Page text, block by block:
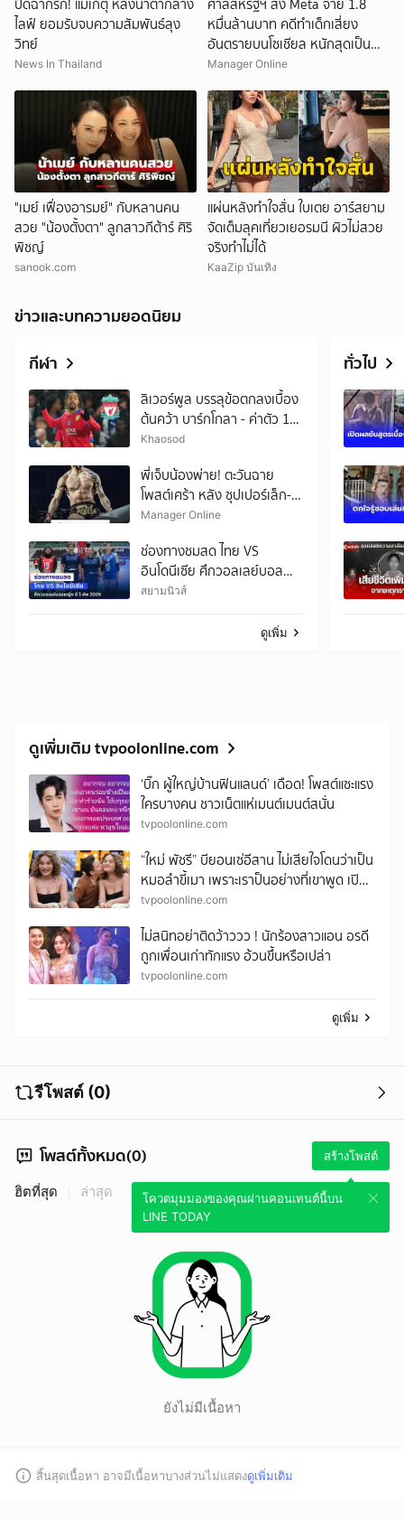
ปิดฉากรัก! แม่เกตุ หลั่งน้ำตากลาง
ไลฟ์ ยอมรับจบความสัมพันธ์ลุง
วิทย์
News In Thailand
ศาลสหรัฐฯ สั่ง Meta จ่าย 1.8
หมื่นล้านบาท คดีทำเด็กเสี่ยง
อันตรายบนโซเชียล หนักสุดเป็น
ประวัติการณ์
Manager Online
"เมย์ เฟื่องอารมย์" กับหลานคน
สวย "น้องตั้งตา" ลูกสาวกีต้าร์ ศิริ
พิชญ์
sanook.com
แผ่นหลังทำใจสั่น ใบเตย อาร์สยาม
จัดเต็มลุคเที่ยวเยอรมนี ผิวไม่สวย
จริงทำไม่ได้
KaaZip บันเทิง
ข่าวและบทความยอดนิยม
กีฬา
ลิเวอร์พูล บรรลุข้อตกลงเบื้อง
ต้นคว้า บาร์กโกลา - ค่าตัว 128
ล้านยูโร
Khaosod
พี่เจ็บน้องพ่าย! ตะวันฉาย
โพสต์เศร้า หลัง ซุปเปอร์เล็ก-
นาบิล ปราชัยศึก ONE
Manager Online
ช่องทางชมสด ไทย VS
อินโดนีเซีย ศึกวอลเลย์บอล
หญิง ซี วี คัพ 2026
สยามนิวส์
ดูเพิ่ม
ทั่วไป
ดูเพิ่มเติม tvpoolonline.com
‘บิ๊ก ผู้ใหญ่บ้านฟินแลนด์’ เดือด! โพสต์แซะแรง
ใครบางคน ชาวเน็ตแห่เมนต์เมนต์สนั่น
tvpoolonline.com
“ใหม่ พัชรี” บียอนเซ่อีสาน ไม่เสียใจโดนว่าเป็น
หมอลำขี้เมา เพราะเราป็นอย่างที่เขาพูด เปิด
เบื้องหลังความสำเร็จ เผยจุดเริ่มต้นพบรัก
tvpoolonline.com
ไม่สนิทอย่าติดว้าววว ! นักร้องสาวแอน อรดี
ถูกเพื่อนเก่าทักแรง อ้วนขึ้นหรือเปล่า
tvpoolonline.com
ดูเพิ่ม
รีโพสต์ (0)
โพสต์ทั้งหมด(0) สร้างโพสต์
โควตมุมมองของคุณผ่านคอนเทนต์นี้บน
LINE TODAY
ฮิตที่สุด ล่าสุด
ยังไม่มีเนื้อหา
สิ้นสุดเนื้อหา อาจมีเนื้อหาบางส่วนไม่แสดงดูเพิ่มเติม